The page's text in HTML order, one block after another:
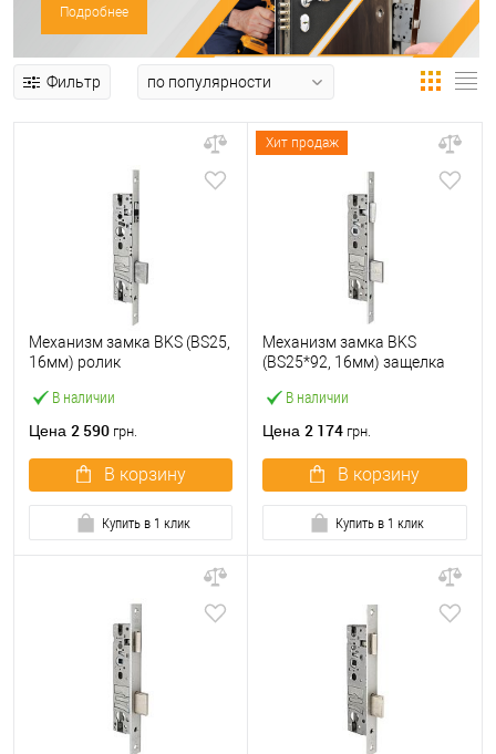
Подробнее
Фильтр
В наличии
Механизм замка BKS (BS25,
16мм) ролик
Цена 2 590 грн.
В корзину
Купить в 1 клик
Хит продаж
В наличии
Механизм замка BKS
(BS25*92, 16мм) защелка
Цена 2 174 грн.
В корзину
Купить в 1 клик